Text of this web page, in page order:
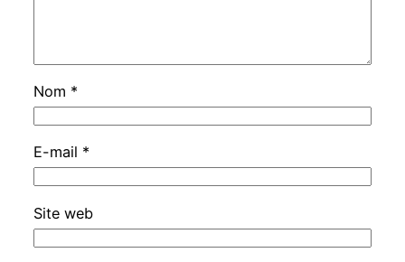
Nom *
E-mail *
Site web